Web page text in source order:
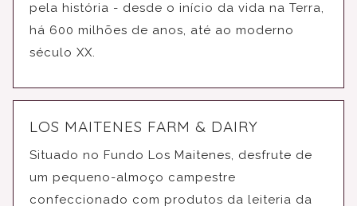
pela história - desde o início da vida na Terra,
há 600 milhões de anos, até ao moderno
século XX.
LOS MAITENES FARM & DAIRY
Situado no Fundo Los Maitenes, desfrute de
um pequeno-almoço campestre
confeccionado com produtos da leiteria da